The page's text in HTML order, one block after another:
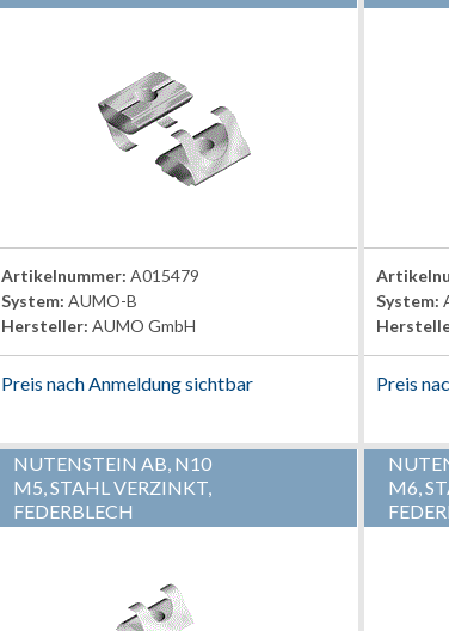
Artikelnummer: A015479
System: AUMO-B
Hersteller: AUMO GmbH
Preis nach Anmeldung sichtbar
System:
Preis
NUTENSTEIN AB, N10
M5, STAHL VERZINKT,
FEDERBLECH
M6,